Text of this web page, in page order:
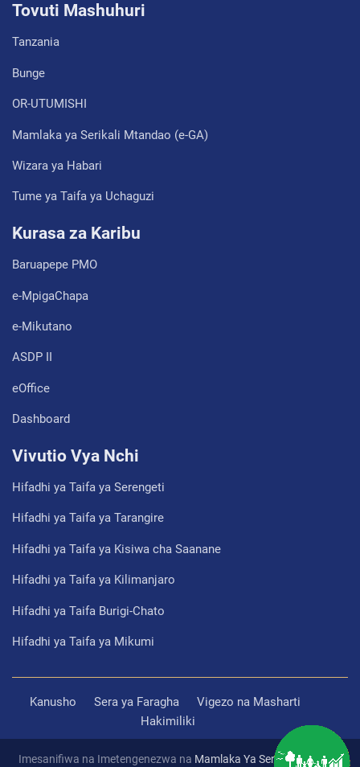
Tovuti Mashuhuri
Tanzania
Bunge
OR-UTUMISHI
Mamlaka ya Serikali Mtandao (e-GA)
Wizara ya Habari
Tume ya Taifa ya Uchaguzi
Kurasa za Karibu
Baruapepe PMO
e-MpigaChapa
e-Mikutano
ASDP II
eOffice
Dashboard
Vivutio Vya Nchi
Hifadhi ya Taifa ya Serengeti
Hifadhi ya Taifa ya Tarangire
Hifadhi ya Taifa ya Kisiwa cha Saanane
Hifadhi ya Taifa ya Kilimanjaro
Hifadhi ya Taifa Burigi-Chato
Hifadhi ya Taifa ya Mikumi
Kanusho Sera ya Faragha
Vigezo na Masharti
Hakimiliki
Imesanifiwa na Imetengenezwa na Mamlaka Ya Serikali Mtandao